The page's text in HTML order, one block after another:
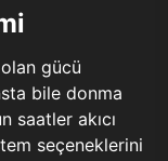
gücü
bile donma
saatler akıcı
seçeneklerini